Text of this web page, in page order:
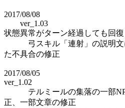
2017/08/08
ver_1.03
状態異常がターン経過しても回
弓スキル「連射」の説明文
た不具合の修正
2017/08/05
ver_1.02
テルミールの集落の一部
正、一部文章の修正